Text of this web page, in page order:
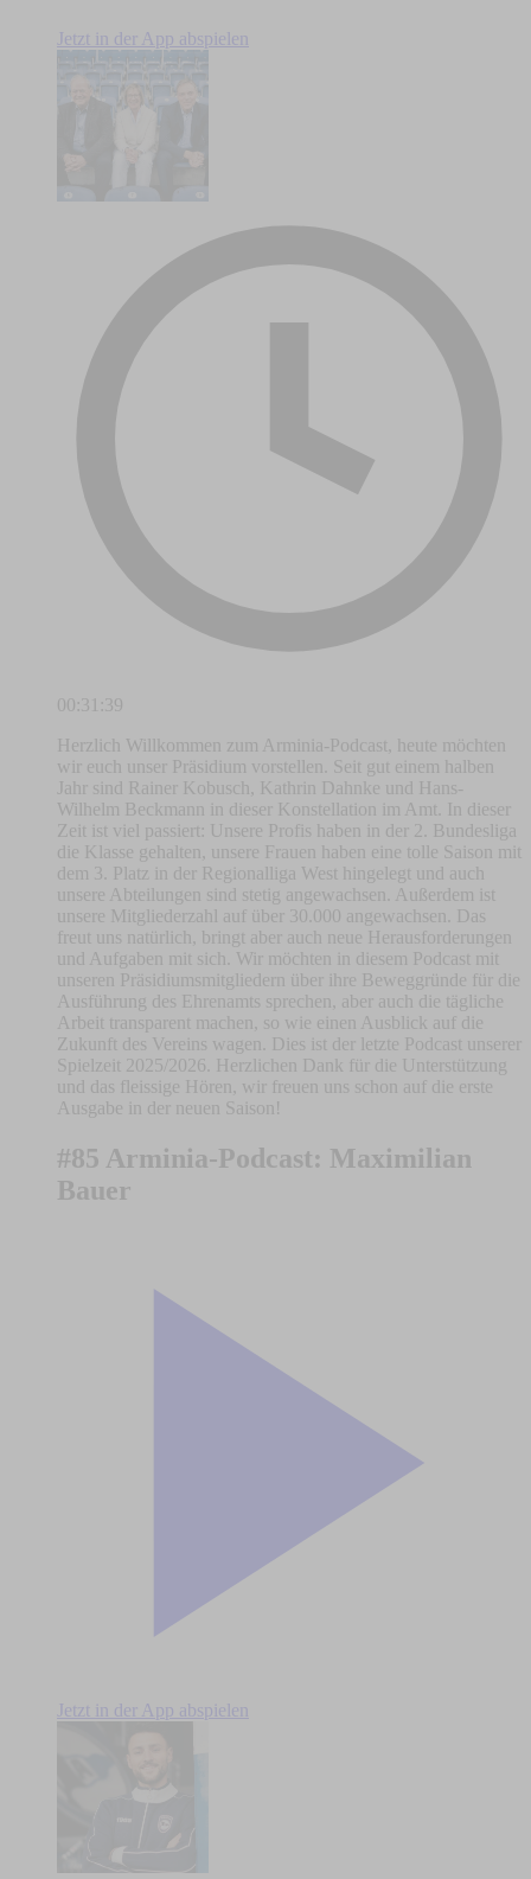
Jetzt in der App abspielen
00:31:39
Herzlich Willkommen zum Arminia-Podcast, heute möchten
wir euch unser Präsidium vorstellen. Seit gut einem halben
Jahr sind Rainer Kobusch, Kathrin Dahnke und Hans-
Wilhelm Beckmann in dieser Konstellation im Amt. In dieser
Zeit ist viel passiert: Unsere Profis haben in der 2. Bundesliga
die Klasse gehalten, unsere Frauen haben eine tolle Saison mit
dem 3. Platz in der Regionalliga West hingelegt und auch
unsere Abteilungen sind stetig angewachsen. Außerdem ist
unsere Mitgliederzahl auf über 30.000 angewachsen. Das
freut uns natürlich, bringt aber auch neue Herausforderungen
und Aufgaben mit sich. Wir möchten in diesem Podcast mit
unseren Präsidiumsmitgliedern über ihre Beweggründe für die
Ausführung des Ehrenamts sprechen, aber auch die tägliche
Arbeit transparent machen, so wie einen Ausblick auf die
Zukunft des Vereins wagen. Dies ist der letzte Podcast unserer
Spielzeit 2025/2026. Herzlichen Dank für die Unterstützung
und das fleissige Hören, wir freuen uns schon auf die erste
Ausgabe in der neuen Saison!
#85 Arminia-Podcast: Maximilian
Bauer
Jetzt in der App abspielen